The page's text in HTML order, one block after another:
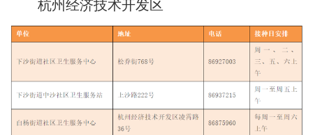
杭州经济技术开发区